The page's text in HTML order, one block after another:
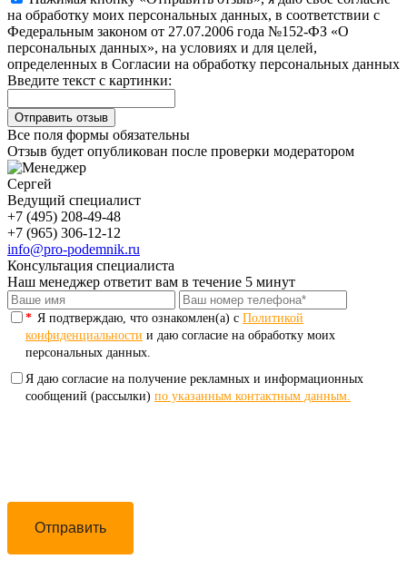
на обработку моих персональных данных, в соответствии с
Федеральным законом от 27.07.2006 года №152-ФЗ «О
персональных данных», на условиях и для целей,
определенных в Согласии на обработку персональных данных
Введите текст с картинки:
Все поля формы обязательны
Отзыв будет опубликован после проверки модератором
Сергей
Ведущий специалист
+7 (495) 208-49-48
+7 (965) 306-12-12
info@pro-podemnik.ru
Консультация специалиста
Наш менеджер ответит вам в течение 5 минут
* Я подтверждаю, что ознакомлен(а) с Политикой
конфиденциальности и даю согласие на обработку моих
персональных данных.
Я даю согласие на получение рекламных и информационных
сообщений (рассылки) по указанным контактным данным.
Отправить